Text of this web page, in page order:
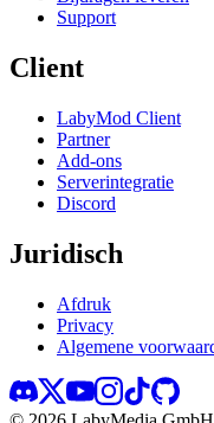
Support
Client
LabyMod Client
Partner
Add-ons
Serverintegratie
Discord
Juridisch
Afdruk
Privacy
Algemene